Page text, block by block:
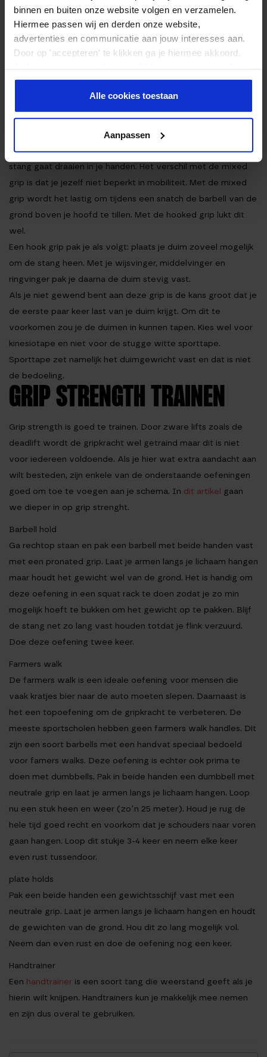
binnen en buiten onze website volgen en verzamelen.
Hiermee passen wij en derden onze website,
advertenties en communicatie aan jouw interesses aan.
Door op 'accepteren' te klikken ga je hiermee akkoord.
er meer over in onsprivacy beleid.
Alle cookies toestaan
Aanpassen
Waarschijnlijk de minst bekende grip uit dit rijtje is de hook
grip. Deze grip kan gebruikt worden voor power cleans en
snatches bijvoorbeeld. Met deze grip voorkom je dat de
stang gaat draaien in je handen. Het verschil met de mixed
grip is dat je jezelf niet beperkt in mobiliteit. Met de mixed
grip wordt het lastig om tijdens een snatch de barbell van de
grond boven je hoofd te tillen. Met de hooked grip lukt dit
wel.
Een hook grip pak je als volgt: plaats je duim zoveel mogelijk
om de stang heen. Met je wijsvinger, middelvinger en
ringvinger pak je daarna de duim stevig vast.
Als je niet gewend bent aan deze grip is de kans groot dat je
de eerste paar keer last van je duim krijgt. Om dit te
voorkomen zou je de duimen in kunnen tapen. Kies wel voor
kinesiotape en niet voor de stugge witte sporttape.
Sporttape zet namelijk het duimgewricht vast en dat is niet
de bedoeling.
GRIP STRENGTH TRAINEN
Grip strength is goed te trainen. Door zware lifts zoals de
deadlift wordt de gripkracht wel getraind maar dit is niet
voor iedereen voldoende. Als je hier wat extra aandacht aan
wilt besteden, zijn enkele van de onderstaande oefeningen
goed om toe te voegen aan je schema. In dit artikel gaan
we dieper in op grip strenght.
Barbell hold
Ga rechtop staan en pak een barbell met beide handen vast
met een pronated grip. Laat je armen langs je lichaam hangen
maar houdt het gewicht wel van de grond. Het is handig om
deze oefening in een squat rack te doen zodat je zo min
mogelijk hoeft te bukken om het gewicht op te pakken. Blijf
de stang net zo lang vast houden totdat je flink verzuurd.
Doe deze oefening twee keer.
Farmers walk
De farmers walk is een ideale oefening voor mensen die
vaak kratjes bier naar de auto moeten slepen. Daarnaast is
het een topoefening om de gripkracht te verbeteren. De
meeste sportscholen hebben geen farmers walk handles. Dit
zijn een soort barbells met een handvat speciaal bedoeld
voor famers walks. Deze oefening is echter ook prima te
doen met dumbbells. Pak in beide handen een dumbbell met
neutrale grip en laat je armen langs je lichaam hangen. Loop
nu een stuk heen en weer (zo’n 25 meter). Houd je rug de
hele tijd goed recht en voorkom dat je schouders naar voren
gaan hangen. Loop dit stukje 3-4 keer en neem elke keer
even rust tussendoor.
plate holds
Pak een beide handen een gewichtsschijf vast met een
neutrale grip. Laat je armen langs je lichaam hangen en houdt
de gewichten van de grond. Hou dit zo lang mogelijk vol.
Neem dan even rust en doe de oefening nog een keer.
Handtrainer
Een handtrainer is een soort tang die weerstand geeft als je
hierin wilt knijpen. Handtrainers kun je makkelijk mee nemen
en zijn dus overal te gebruiken.